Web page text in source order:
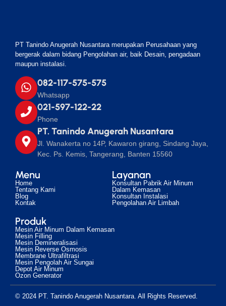
PT Tanindo Anugerah Nusantara merupakan Perusahaan yang
bergerak dalam bidang Pengolahan air, baik Desain, pengadaan
maupun instalasi.
082-117-575-575
Whatsapp
021-597-122-22
Phone
PT. Tanindo Anugerah Nusantara
Jl. Wanakerta no 14P, Kawaron girang, Sindang Jaya,
Kec. Ps. Kemis, Tangerang, Banten 15560
Menu
Home
Tentang Kami
Blog
Kontak
Layanan
Konsultan Pabrik Air Minum
Dalam Kemasan
Konsultan Instalasi
Pengolahan Air Limbah
Produk
Mesin Air Minum Dalam Kemasan
Mesin Filling
Mesin Demineralisasi
Mesin Reverse Osmosis
Membrane Ultrafiltrasi
Mesin Pengolah Air Sungai
Depot Air Minum
Ozon Generator
© 2024 PT. Tanindo Anugerah Nusantara. All Rights Reserved.